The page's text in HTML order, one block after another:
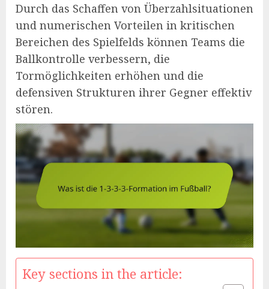
Durch das Schaffen von Überzahlsituationen
und numerischen Vorteilen in kritischen
Bereichen des Spielfelds können Teams die
Ballkontrolle verbessern, die
Tormöglichkeiten erhöhen und die
defensiven Strukturen ihrer Gegner effektiv
stören.
Key sections in the article: